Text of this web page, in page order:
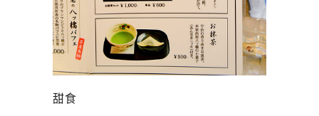
甜食